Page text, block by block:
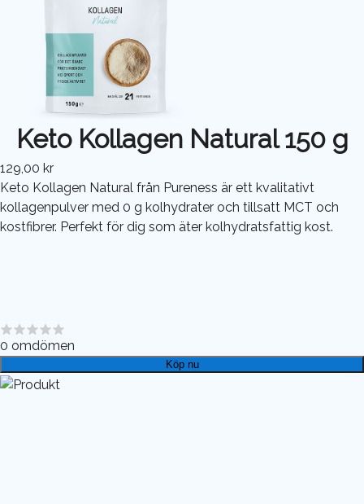
Keto Kollagen Natural 150 g
129,00 kr
Keto Kollagen Natural från Pureness är ett kvalitativt
kollagenpulver med 0 g kolhydrater och tillsatt MCT och
kostfibrer. Perfekt för dig som äter kolhydratsfattig kost.
0 omdömen
Köp nu